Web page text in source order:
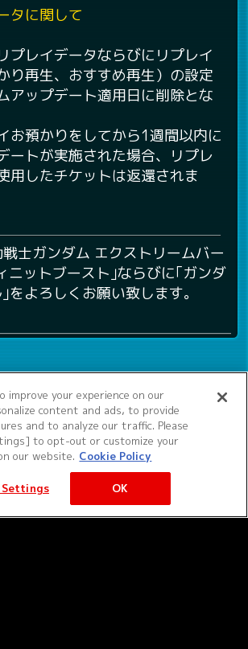
タに関して
プレイデータならびにリプレイ
り再生、おすすめ再生）の設定
アップデート適用日に削除とな
お預かりをしてから1週間以内に
ートが実施された場合、リプレ
用したチケットは返還されま
士ガンダム エクストリームバー
ニットブースト｣ならびに｢ガンダ
をよろしくお願い致します。
improve your experience on our
content and ads, to provide
and to analyze our traffic. Please
to opt-out or customize your
our website. Cookie Policy
Settings OK